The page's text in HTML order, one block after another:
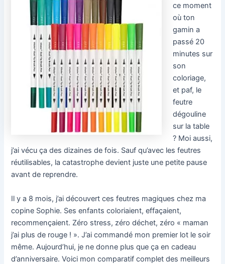
ce moment
où ton
gamin a
passé 20
minutes sur
son
coloriage,
et paf, le
feutre
dégouline
sur la table
? Moi aussi,
j’ai vécu ça des dizaines de fois. Sauf qu’avec les feutres
réutilisables, la catastrophe devient juste une petite pause
avant de reprendre.
Il y a 8 mois, j’ai découvert ces feutres magiques chez ma
copine Sophie. Ses enfants coloriaient, effaçaient,
recommençaient. Zéro stress, zéro déchet, zéro « maman
j’ai plus de rouge ! ». J’ai commandé mon premier lot le soir
même. Aujourd’hui, je ne donne plus que ça en cadeau
d’anniversaire. Voici mon comparatif complet des meilleurs